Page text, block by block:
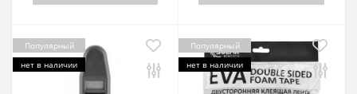
Популярный
нет в наличии
Популярный
нет в наличии